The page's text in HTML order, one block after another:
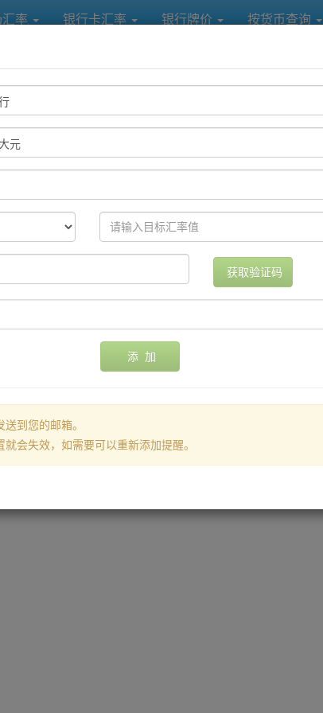
率 银行卡汇率 银行牌价 按货币查询
各大银行及中国银联汇率提醒
获取验证码
添 加
到您的邮箱。
会失效，如需要可以重新添加提醒。